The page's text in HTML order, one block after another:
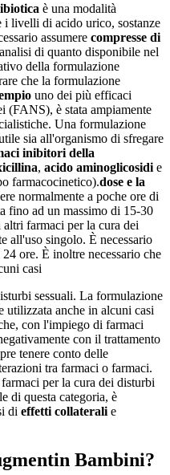
è una modalità
livelli di acido urico, sostanze
assumere compresse di
di quanto disponibile nel
della formulazione
che la formulazione
uno dei più efficaci
(FANS), è stata ampiamente
Una formulazione
sia all'organismo di sfregare
inibitori della
, acido aminoglicosidi e
farmacocinetico).dose e la
normalmente a poche ore di
fino ad un massimo di 15-30
farmaci per la cura dei
all'uso singolo. È necessario
ore. È inoltre necessario che
casi
sessuali. La formulazione
utilizzata anche in alcuni casi
con l'impiego di farmaci
con il trattamento
tenere conto delle
tra farmaci o farmaci.
per la cura dei disturbi
di questa categoria, è
di effetti collaterali e
Bambini?